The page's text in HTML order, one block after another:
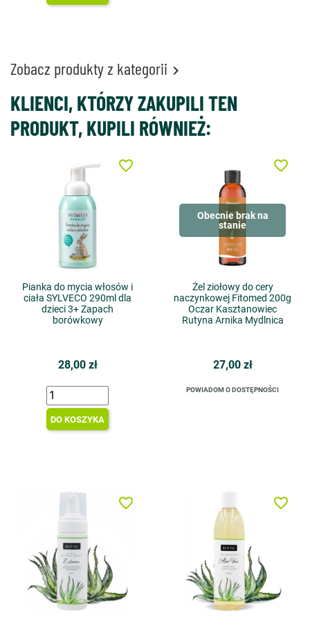
Zobacz produkty z kategorii 
KLIENCI, KTÓRZY ZAKUPILI TEN
PRODUKT, KUPILI RÓWNIEŻ:
Pianka do mycia włosów i
ciała SYLVECO 290ml dla
dzieci 3+ Zapach
borówkowy
28,00 zł
DO KOSZYKA
favorite_border
Obecnie brak na
stanie
Żel ziołowy do cery
naczynkowej Fitomed 200g
Oczar Kasztanowiec
Rutyna Arnika Mydlnica
27,00 zł
POWIADOM O DOSTĘPNOŚCI
favorite_border
favorite_border favorite_border